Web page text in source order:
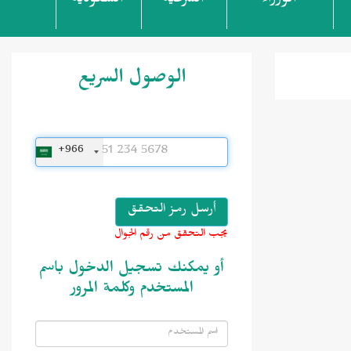
الوصول السريع
+966
يجب التحقق من رقم الجوال
أو يمكنك تسجيل الدخول باسم
المستخدم وكلمة المرور